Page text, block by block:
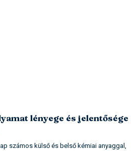
lényege és jelentősége
számos külső és belső kémiai anyaggal,